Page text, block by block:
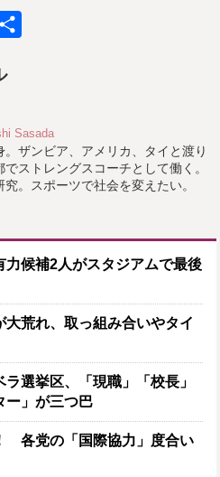
Sasada
。ザンビア、アメリカ、タイと渡り
ストレングスコーチとして働く。
。スポーツで社会を変えたい。
力候補2人がスタジアムで最後
荒れ、取っ組み合いやタイ
選挙区、「現職」「校長」
ー」が三つ巴
各党の「国際協力」度合い